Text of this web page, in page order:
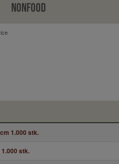
Nonfood
1.000 stk.
stk.